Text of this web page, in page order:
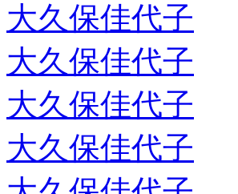
大久保佳代子
大久保佳代子
大久保佳代子
大久保佳代子